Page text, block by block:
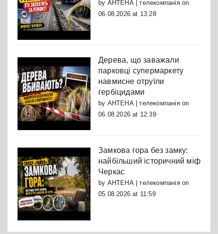
by АНТЕНА | телекомпаніяon
06.08.2026 at 13:28
Дерева, що заважали
парковці супермаркету
навмисне отруїли
гербіцидами
by АНТЕНА | телекомпаніяon
06.08.2026 at 12:39
Замкова гора без замку:
найбільший історичний міф
Черкас
by АНТЕНА | телекомпаніяon
05.08.2026 at 11:59